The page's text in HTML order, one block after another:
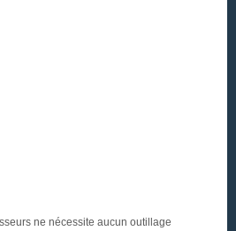
ne nécessite aucun outillage